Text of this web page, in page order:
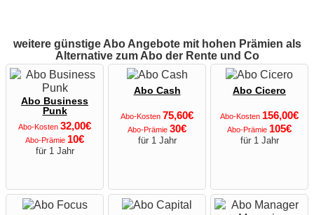
weitere günstige Abo Angebote mit hohen Prämien als
Alternative zum Abo der Rente und Co
Abo Business
Punk
Abo-Kosten 32,00€
Abo-Prämie 10€
für 1 Jahr
Abo Cash
Abo-Kosten 75,60€
Abo-Prämie 30€
für 1 Jahr
Abo Cicero
Abo-Kosten 156,00€
Abo-Prämie 105€
für 1 Jahr